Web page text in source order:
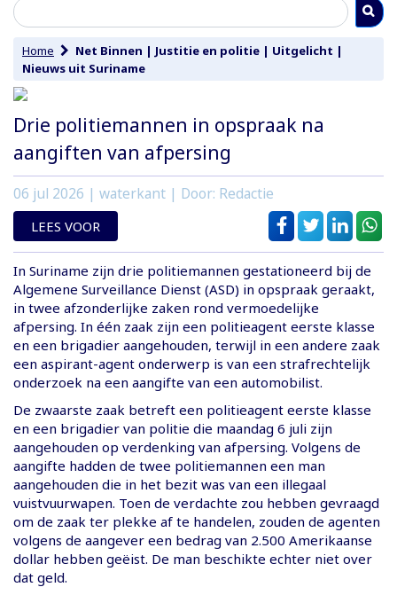
Home Net Binnen | Justitie en politie | Uitgelicht |
Nieuws uit Suriname
Drie politiemannen in opspraak na
aangiften van afpersing
06 jul 2026 | waterkant | Door: Redactie
LEES VOOR
In Suriname zijn drie politiemannen gestationeerd bij de
Algemene Surveillance Dienst (ASD) in opspraak geraakt,
in twee afzonderlijke zaken rond vermoedelijke
afpersing. In één zaak zijn een politieagent eerste klasse
en een brigadier aangehouden, terwijl in een andere zaak
een aspirant-agent onderwerp is van een strafrechtelijk
onderzoek na een aangifte van een automobilist.
De zwaarste zaak betreft een politieagent eerste klasse
en een brigadier van politie die maandag 6 juli zijn
aangehouden op verdenking van afpersing. Volgens de
aangifte hadden de twee politiemannen een man
aangehouden die in het bezit was van een illegaal
vuistvuurwapen. Toen de verdachte zou hebben gevraagd
om de zaak ter plekke af te handelen, zouden de agenten
volgens de aangever een bedrag van 2.500 Amerikaanse
dollar hebben geëist. De man beschikte echter niet over
dat geld.